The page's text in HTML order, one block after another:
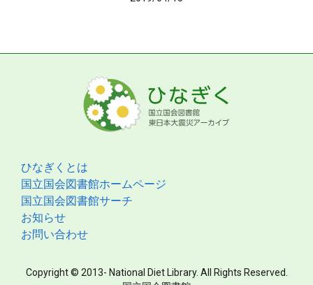
ひなぎくとは
国立国会図書館ホームページ
国立国会図書館サーチ
お知らせ
お問い合わせ
Copyright © 2013- National Diet Library. All Rights Reserved.